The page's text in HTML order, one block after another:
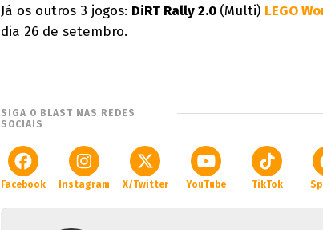
Já os outros 3 jogos: DiRT Rally 2.0 (Multi) LEGO
dia 26 de setembro.
SIGA O BLAST NAS REDES
SOCIAIS
Facebook Instagram X/Twitter YouTube TikTok